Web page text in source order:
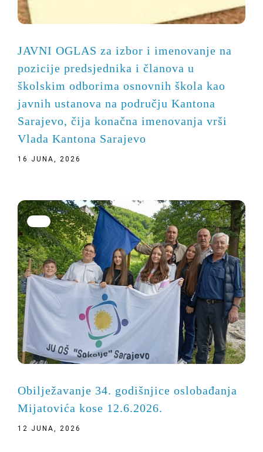
JAVNI OGLAS za izbor i imenovanje na
pozicije predsjednika i članova u
školskim odborima osnovnih škola kao
javnih ustanova na području Kantona
Sarajevo, čija konačna imenovanja vrši
Vlada Kantona Sarajevo
16 JUNA, 2026
Obilježavanje 34. godišnjice oslobađanja
Mijatovića kose 12.6.2026.
12 JUNA, 2026